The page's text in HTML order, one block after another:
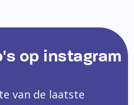
op instagram
van de laatste